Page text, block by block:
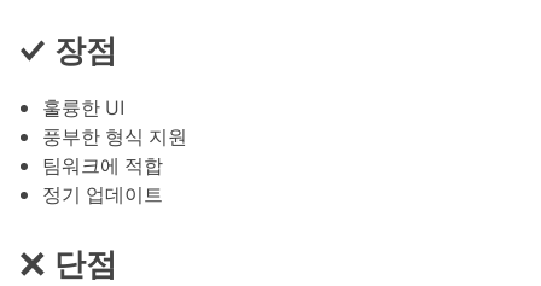
장점
훌륭한 UI
풍부한 형식 지원
팀워크에 적합
정기 업데이트
단점